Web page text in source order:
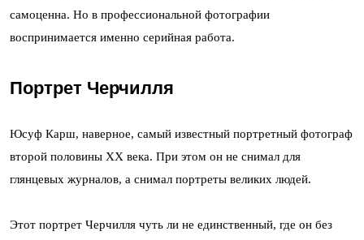
самоценна. Но в профессиональной фотографии
воспринимается именно серийная работа.
Портрет Черчилля
Юсуф Карш, наверное, самый известный портретный фотограф
второй половины ХХ века. При этом он не снимал для
глянцевых журналов, а снимал портреты великих людей.
Этот портрет Черчилля чуть ли не единственный, где он без